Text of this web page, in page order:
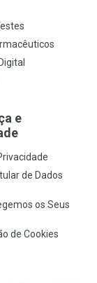
e
de Dados
os Seus
de Cookies